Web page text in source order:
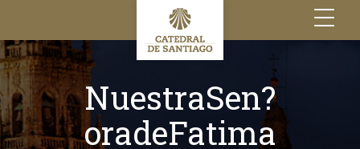
Toggle
navigation
NuestraSen?
oradeFatima